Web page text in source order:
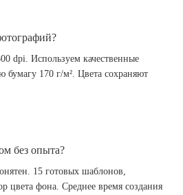
dpi. Используем качественные
бумагу 170 г/м². Цвета сохраняют
без опыта?
15 готовых шаблонов,
цвета фона. Среднее время создания